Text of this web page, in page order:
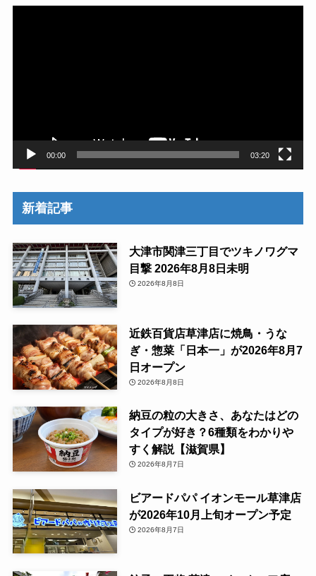
00:00 03:20
新着記事
大津市関津三丁目でツキノワグマ
目撃 2026年8月8日未明
2026年8月8日
近鉄百貨店草津店に焼鳥・うな
ぎ・惣菜「日本一」が2026年8月7
日オープン
2026年8月8日
納豆の粒の大きさ、あなたはどの
タイプが好き？6種類をわかりや
すく解説【滋賀県】
2026年8月7日
ビアードパパ イオンモール草津店
が2026年10月上旬オープン予定
2026年8月7日